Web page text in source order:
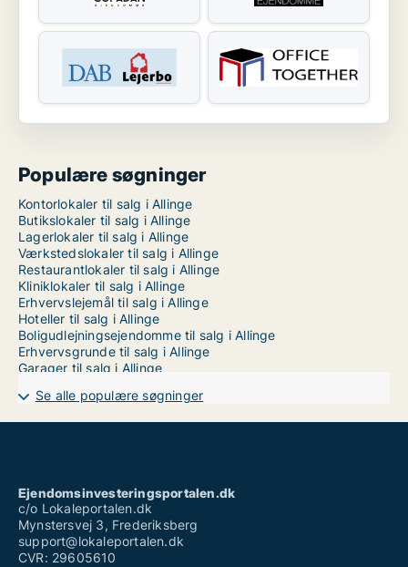
Populære søgninger
Kontorlokaler til salg i Allinge
Butikslokaler til salg i Allinge
Lagerlokaler til salg i Allinge
Værkstedslokaler til salg i Allinge
Restaurantlokaler til salg i Allinge
Kliniklokaler til salg i Allinge
Erhvervslejemål til salg i Allinge
Hoteller til salg i Allinge
Boligudlejningsejendomme til salg i Allinge
Erhvervsgrunde til salg i Allinge
Garager til salg i Allinge
Se alle populære søgninger
Ejendomsinvesteringsportalen.dk
c/o Lokaleportalen.dk
Mynstersvej 3, Frederiksberg
support@lokaleportalen.dk
CVR: 29605610